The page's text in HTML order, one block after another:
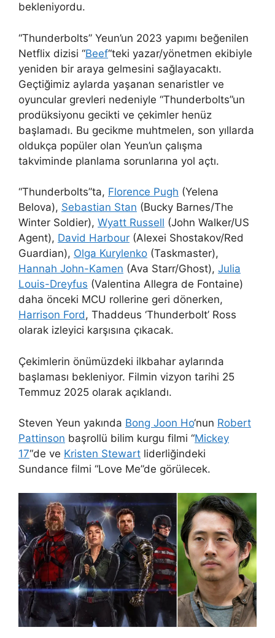
bekleniyordu.
“Thunderbolts” Yeun’un 2023 yapımı beğenilen
Netflix dizisi “Beef“teki yazar/yönetmen ekibiyle
yeniden bir araya gelmesini sağlayacaktı.
Geçtiğimiz aylarda yaşanan senaristler ve
oyuncular grevleri nedeniyle “Thunderbolts”un
prodüksiyonu gecikti ve çekimler henüz
başlamadı. Bu gecikme muhtmelen, son yıllarda
oldukça popüler olan Yeun’un çalışma
takviminde planlama sorunlarına yol açtı.
“Thunderbolts”ta, Florence Pugh (Yelena
Belova), Sebastian Stan (Bucky Barnes/The
Winter Soldier), Wyatt Russell (John Walker/US
Agent), David Harbour (Alexei Shostakov/Red
Guardian), Olga Kurylenko (Taskmaster),
Hannah John-Kamen (Ava Starr/Ghost), Julia
Louis-Dreyfus (Valentina Allegra de Fontaine)
daha önceki MCU rollerine geri dönerken,
Harrison Ford, Thaddeus ‘Thunderbolt’ Ross
olarak izleyici karşısına çıkacak.
Çekimlerin önümüzdeki ilkbahar aylarında
başlaması bekleniyor. Filmin vizyon tarihi 25
Temmuz 2025 olarak açıklandı.
Steven Yeun yakında Bong Joon Ho‘nun Robert
Pattinson başrollü bilim kurgu filmi “Mickey
17“de ve Kristen Stewart liderliğindeki
Sundance filmi “Love Me”de görülecek.